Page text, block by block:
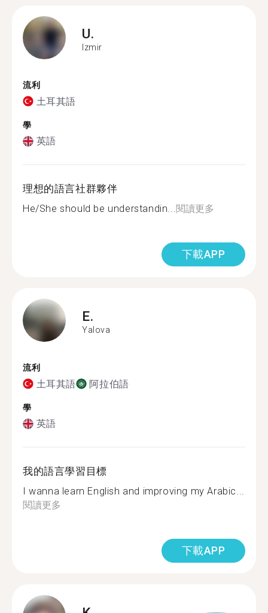
U.
Izmir
流利
土耳其語
學
英語
理想的語言社群夥伴
He/She should be understandin...閱讀更多
下載APP
E.
Yalova
流利
土耳其語 阿拉伯語
學
英語
我的語言學習目標
I wanna learn English and improving my Arabic...
閱讀更多
下載APP